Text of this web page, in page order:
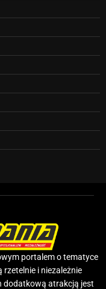
portalem o tematyce
i niezależnie
dodatkową atrakcją jest